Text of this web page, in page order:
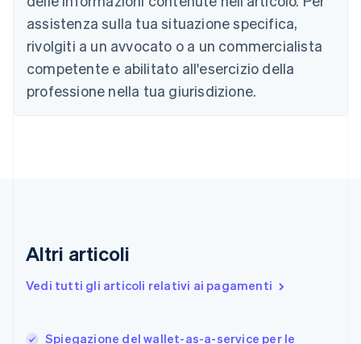
assistenza sulla tua situazione specifica,
rivolgiti a un avvocato o a un commercialista
competente e abilitato all'esercizio della
professione nella tua giurisdizione.
Altri articoli
Vedi tutti gli articoli relativi ai pagamenti
Spiegazione del wallet-as-a-service per le
EnglishFrançais
Cina continentale
简体中文
Cipro
English
Croazia
Danimarca
Francia
Germania
日本語English